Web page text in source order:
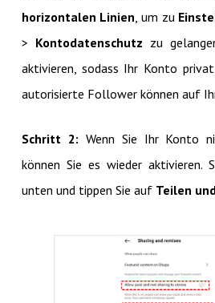
horizontalen Linien , um zu
> Kontodatenschutz zu
aktivieren, sodass Ihr Konto
autorisierte Follower können auf
Schritt 2: Wenn Sie Ihr Konto
können Sie es wieder aktivieren.
unten und tippen Sie auf Teilen